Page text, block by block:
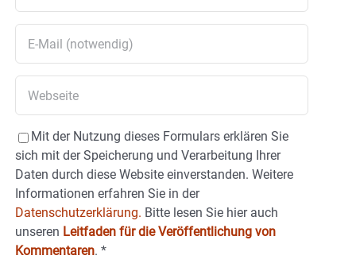
Mit der Nutzung dieses Formulars erklären Sie
sich mit der Speicherung und Verarbeitung Ihrer
Daten durch diese Website einverstanden. Weitere
Informationen erfahren Sie in der
Datenschutzerklärung. Bitte lesen Sie hier auch
unseren Leitfaden für die Veröffentlichung von
Kommentaren. *